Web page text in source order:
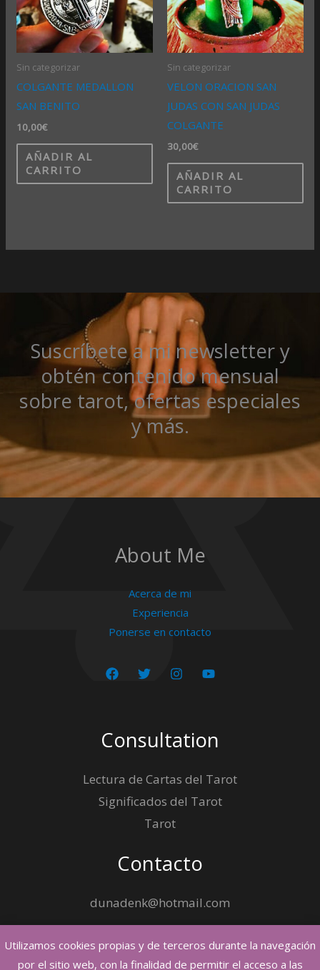
Utilizamos cookies propias y de terceros durante la navegación
por el sitio web, con la finalidad de permitir el acceso a las
Sin categorizar
COLGANTE MEDALLON
SAN BENITO
10,00€
AÑADIR AL
CARRITO
Sin categorizar
VELON ORACION SAN
JUDAS CON SAN JUDAS
COLGANTE
30,00€
AÑADIR AL
CARRITO
Suscríbete a mi newsletter y
obtén contenido mensual
sobre tarot, ofertas especiales
y más.
About Me
Acerca de mi
Experiencia
Ponerse en contacto
Consultation
Lectura de Cartas del Tarot
Significados del Tarot
Tarot
Contacto
dunadenk@hotmail.com